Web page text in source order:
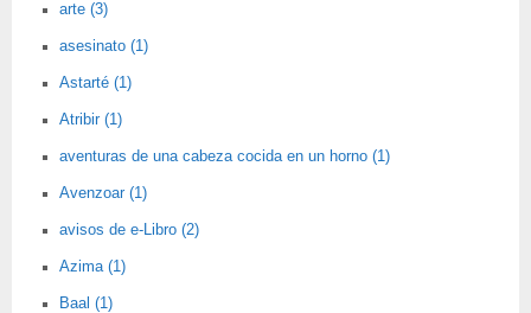
arte (3)
asesinato (1)
Astarté (1)
Atribir (1)
aventuras de una cabeza cocida en un horno (1)
Avenzoar (1)
avisos de e-Libro (2)
Azima (1)
Baal (1)